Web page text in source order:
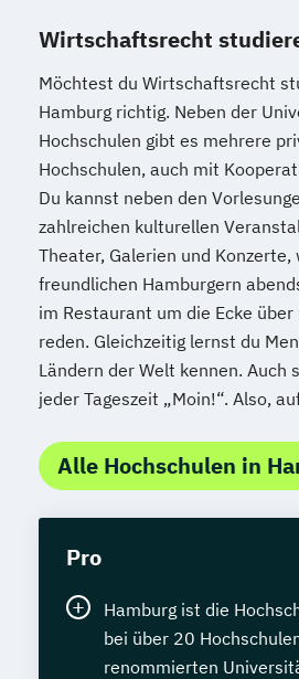
Wirtschaftsrecht
Möchtest du Wirtschaftsrecht
Hamburg richtig. Neben der
Hochschulen gibt es mehrere
Hochschulen, auch mit
Du kannst neben den
zahlreichen kulturellen
Theater, Galerien und
freundlichen Hamburgern
im Restaurant um die Ecke
reden. Gleichzeitig lernst du
Ländern der Welt kennen. Auch
jeder Tageszeit „Moin!“. Also,
Alle Hochschulen in
Pro
Hamburg ist die
bei über 20
renommierten